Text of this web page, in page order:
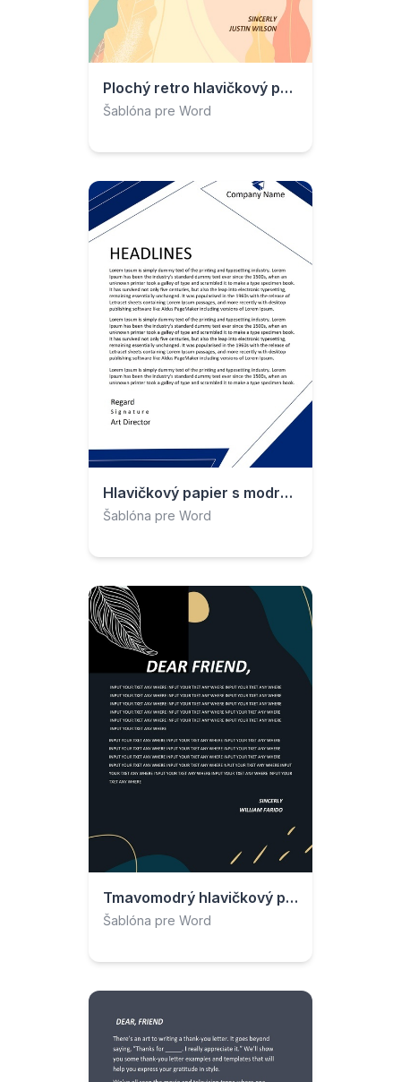
Plochý retro hlavičkový papier
Šablóna pre Word
Hlavičkový papier s modrým trojuholníkom
Šablóna pre Word
Tmavomodrý hlavičkový papier
Šablóna pre Word